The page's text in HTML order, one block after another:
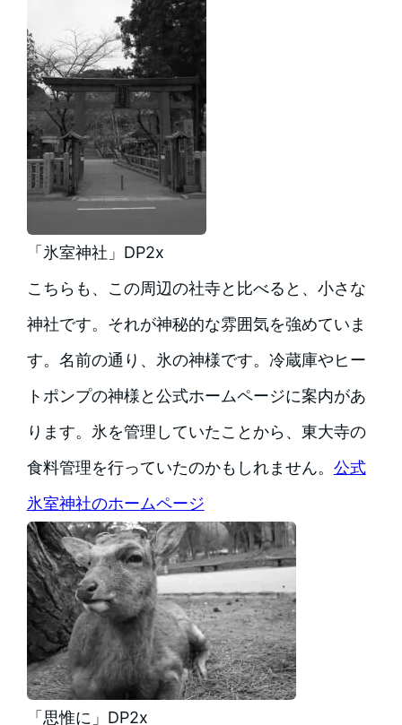
「氷室神社」DP2x
こちらも、この周辺の社寺と比べると、小さな
神社です。それが神秘的な雰囲気を強めていま
す。名前の通り、氷の神様です。冷蔵庫やヒー
トポンプの神様と公式ホームページに案内があ
ります。氷を管理していたことから、東大寺の
食料管理を行っていたのかもしれません。 公式
氷室神社のホームページ
「思惟に」DP2x